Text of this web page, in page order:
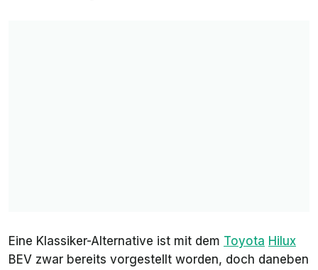
Eine Klassiker-Alternative ist mit dem Toyota Hilux
BEV zwar bereits vorgestellt worden, doch daneben